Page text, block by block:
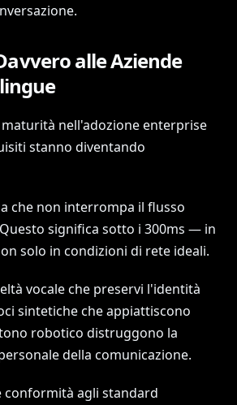
alle Aziende
maturità nell'adozione enterprise
stanno diventando
che non interrompa il flusso
significa sotto i 300ms — in
solo in condizioni di rete ideali.
vocale che preservi l'identità
sintetiche che appiattiscono
robotico distruggono la
della comunicazione.
conformità agli standard